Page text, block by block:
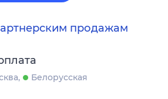
продажам
Белорусская